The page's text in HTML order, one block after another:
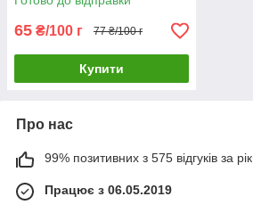
65 ₴/100 г 77 ₴/100 г
Купити
Про нас
99% позитивних з 575 відгуків за рік
Працює з 06.05.2019